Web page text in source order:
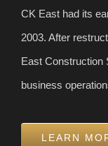
CK East had its
2003. After
East Construction
business
LEARN